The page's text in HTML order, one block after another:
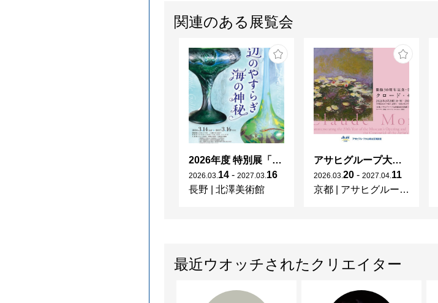
関連のある展覧会
2026年度 特別展「ガレとドーム、アール･ヌーヴォーのガラス 水辺のやすらぎ、海の神秘」
2026 03 14 - 2027 03 16
長野
北澤美術館
アサヒグループ大山崎山荘美術館 開館30周年記念展「没後100年 クロード・モネ」
2026 03 20 - 2027 04 11
京都
アサヒグループ大山崎山荘美術館
最近ウオッチされたクリエイター